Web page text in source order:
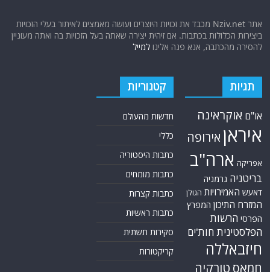
תגיות
או"םאוקראינה
אפריקה ארה"ב
בריטניה גרמניה
האמירויות
המזרח התיכון המפרץ
הרשות
הפלסטינית חות'ים
חיזבאללה
חמאסטורקיה
טילים טכנולוגיה
ירדן ישראל
כלכלה
קטגוריות
חדשות מהעולם
כתבות היסטוריה